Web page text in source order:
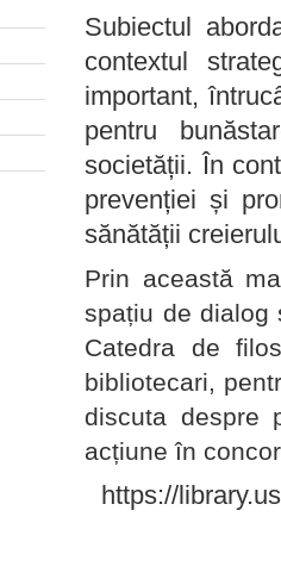
Subiectul
contextul
important,
pentru
societății. În
prevenției și
sănătății
Prin această
spațiu de dialog
Catedra de
bibliotecari,
discuta despre
acțiune în
https://